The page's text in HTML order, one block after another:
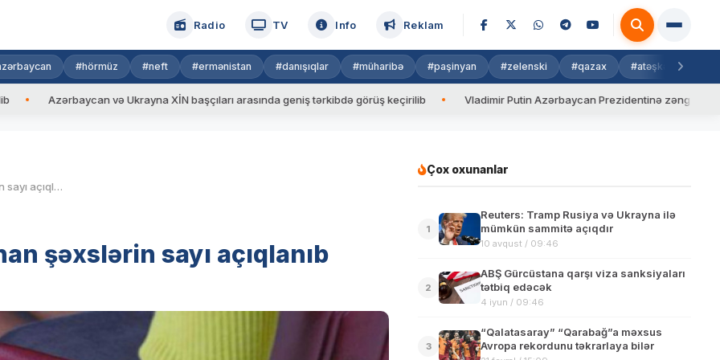
Radio TV Info Reklam
#hörmüz #neft #ermənistan #danışıqlar #müharibə #paşinyan #zelenski #qazax #atəşkəs
və Ukrayna XİN başçıları arasında geniş tərkibdə görüş keçirilib Vladimir Putin Azərbaycan Prezidentinə zəng edib
Yaxın 4 ildə əlillik təyin olunan şəxslərin sayı açıqlanıb
şəxslərin sayı açıqlanıb
Çox oxunanlar
1
Reuters: Tramp Rusiya və Ukrayna ilə
mümkün sammitə açıqdır
10 avqust / 09:46
2
ABŞ Gürcüstana qarşı viza sanksiyaları
tətbiq edəcək
4 iyun / 09:46
3
“Qalatasaray” “Qarabağ”a məxsus
Avropa rekordunu təkrarlaya bilər